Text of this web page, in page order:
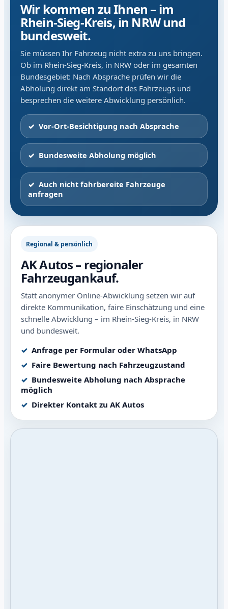
Wir kommen zu Ihnen – im
Rhein-Sieg-Kreis, in NRW und
bundesweit.
Sie müssen Ihr Fahrzeug nicht extra zu uns bringen.
Ob im Rhein-Sieg-Kreis, in NRW oder im gesamten
Bundesgebiet: Nach Absprache prüfen wir die
Abholung direkt am Standort des Fahrzeugs und
besprechen die weitere Abwicklung persönlich.
Vor-Ort-Besichtigung nach Absprache
Bundesweite Abholung möglich
Auch nicht fahrbereite Fahrzeuge
anfragen
Regional & persönlich
AK Autos – regionaler
Fahrzeugankauf.
Statt anonymer Online-Abwicklung setzen wir auf
direkte Kommunikation, faire Einschätzung und eine
schnelle Abwicklung – im Rhein-Sieg-Kreis, in NRW
und bundesweit.
Anfrage per Formular oder WhatsApp
Faire Bewertung nach Fahrzeugzustand
Bundesweite Abholung nach Absprache
möglich
Direkter Kontakt zu AK Autos